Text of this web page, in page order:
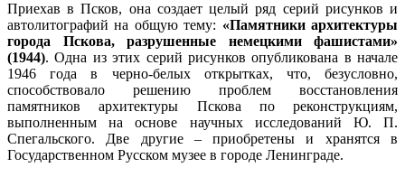
Приехав в Псков, она создает целый ряд серий рисунков и
автолитографий на общую тему: «Памятники архитектуры
города Пскова, разрушенные немецкими фашистами»
(1944). Одна из этих серий рисунков опубликована в начале
1946 года в черно-белых открытках, что, безусловно,
способствовало решению проблем восстановления
памятников архитектуры Пскова по реконструкциям,
выполненным на основе научных исследований Ю. П.
Спегальского. Две другие – приобретены и хранятся в
Государственном Русском музее в городе Ленинграде.